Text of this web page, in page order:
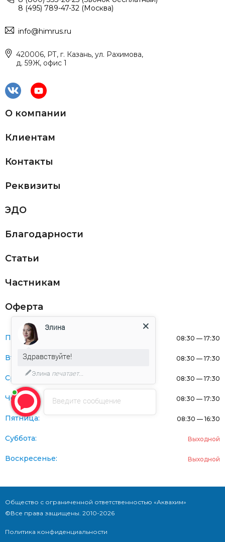
8 (495) 789-47-32 (Москва)
info@himrus.ru
420006, РТ, г. Казань, ул. Рахимова,
д. 59Ж, офис 1
О компании
Клиентам
Контакты
Реквизиты
ЭДО
Благодарности
Статьи
Частникам
Оферта
Понедельник: 08:30 — 17:30
Вторник: 08:30 — 17:30
Среда: 08:30 — 17:30
Четверг: 08:30 — 17:30
Пятница: 08:30 — 16:30
Суббота: Выходной
Воскресенье: Выходной
Общество с ограниченной ответственностью «Аквахим»
©Все права защищены. 2010-2026
Политика конфиденциальности
Введите сообщение
Элина
Здравствуйте!
Элина печатает...